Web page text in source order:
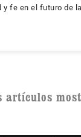
fe en el futuro de
artículos